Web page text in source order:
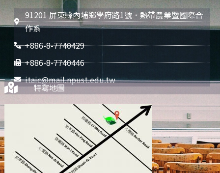
91201 屏東縣內埔鄉學府路1號．熱帶農業暨國際合
作系
+886-8-7740429
+886-8-7740446
itaic@mail.npust.edu.tw
特寫地圖